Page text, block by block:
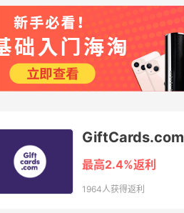
GiftCards.com
最高2.4%返利
1964人获得返利